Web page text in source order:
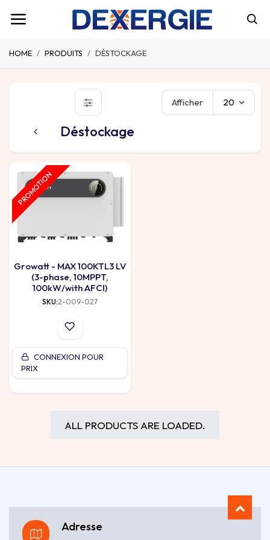
HOME PRODUITS DÉSTOCKAGE
Déstockage
Afficher 20
PROMOTION
Growatt - MAX 100KTL3 LV
(3-phase, 10MPPT,
100kW/with AFCI)
SKU:2-009-027
CONNEXION POUR
PRIX
ALL PRODUCTS ARE LOADED.
Adresse